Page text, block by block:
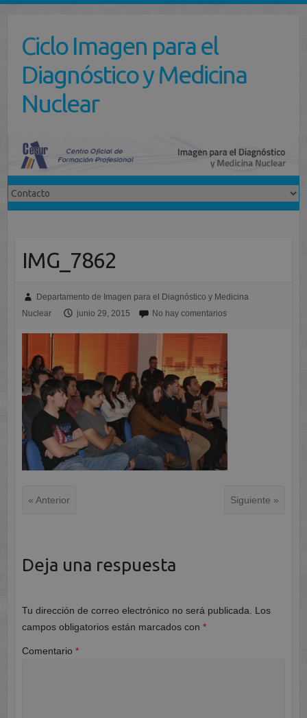
contenidoCiclo Imagen para el
Diagnóstico y Medicina
Nuclear
IMG_7862
Departamento de Imagen para el Diagnóstico y Medicina
Nuclear
junio 29, 2015 No hay comentarios
« Anterior Siguiente »
Deja una respuesta
Tu dirección de correo electrónico no será publicada.
Los
campos obligatorios están marcados con *
Comentario *